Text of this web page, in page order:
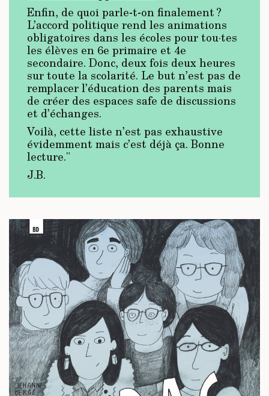
Enfin, de quoi parle-t-on finalement ?
L’accord politique rend les animations
obligatoires dans les écoles pour tou·tes
les élèves en 6e primaire et 4e
secondaire. Donc, deux fois deux heures
sur toute la scolarité. Le but n’est pas de
remplacer l’éducation des parents mais
de créer des espaces safe de discussions
et d’échanges.
Voilà, cette liste n’est pas exhaustive
évidemment mais c’est déjà ça. Bonne
lecture."
J.B.